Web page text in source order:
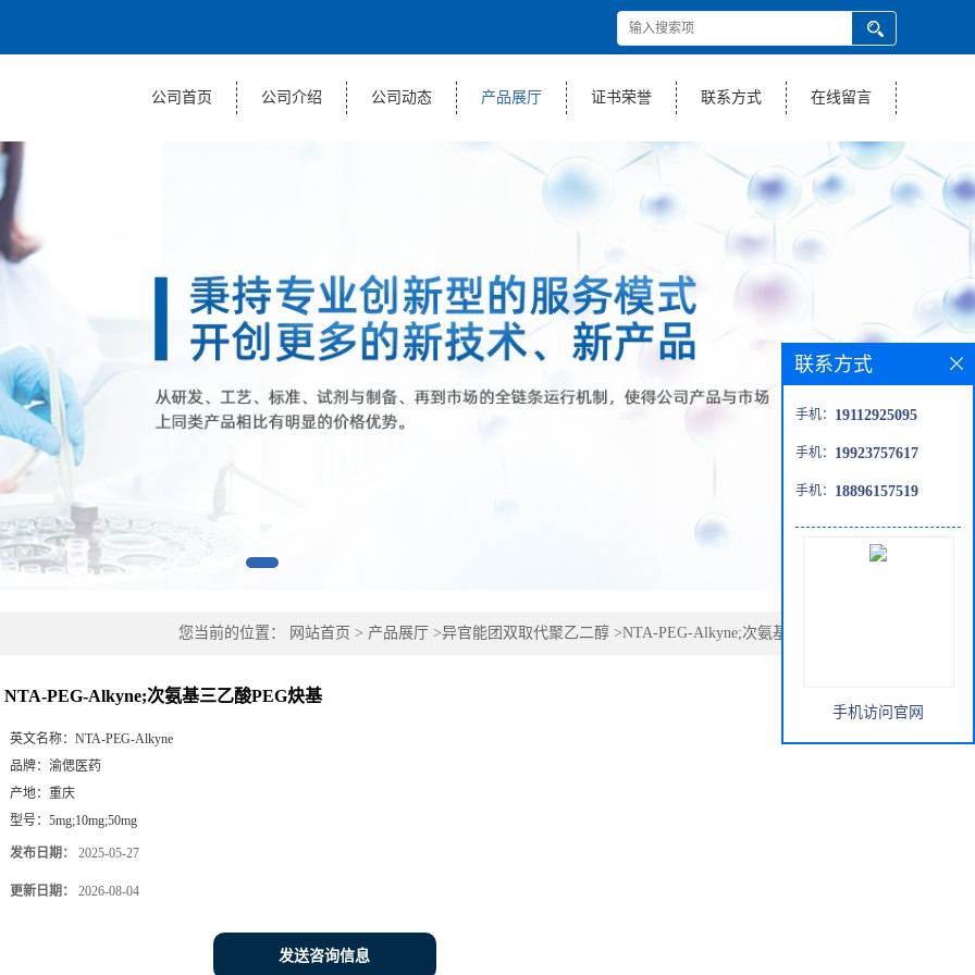
公司首页 公司介绍 公司动态 产品展厅 证书荣誉 联系方式 在线留言
您当前的位置： 网站首页 > 产品展厅 >异官能团双取代聚乙二醇 >NTA-PEG-Alkyne;次氨基三乙酸PEG炔
NTA-PEG-Alkyne;次氨基三乙酸PEG炔基
英文名称： NTA-PEG-Alkyne
品牌： 渝偲医药
产地： 重庆
型号： 5mg;10mg;50mg
发布日期： 2025-05-27
更新日期： 2026-08-04
发送咨询信息
联系方式
手机： 19112925095
手机： 19923757617
手机： 18896157519
手机访问官网